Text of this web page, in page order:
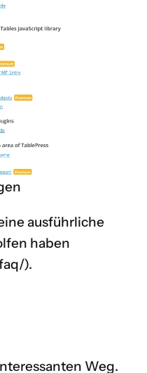
ausführliche
haben
).
Weg.